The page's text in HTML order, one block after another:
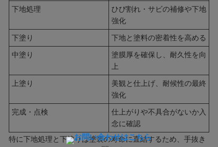
下地処理
ひび割れ・サビの補修や下地
強化
下塗り 下地と塗料の密着性を高める
中塗り
塗膜厚を確保し、耐久性を向
上
上塗り
美観と仕上げ、耐候性の最終
強化
完成・点検
仕上がりや不具合がないか入
念に確認
特に下地処理と下塗りは塗装の寿命に直結するため、手抜き